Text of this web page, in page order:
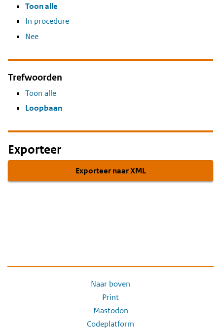
Toon alle
In procedure
Nee
Trefwoorden
Toon alle
Loopbaan
Exporteer
Exporteer naar XML
Naar boven
Print
Mastodon
Codeplatform